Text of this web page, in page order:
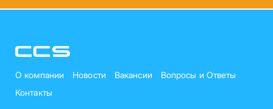
О компании Новости Вакансии
Вопросы и Ответы
Контакты